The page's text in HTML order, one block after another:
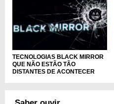
TECNOLOGIAS BLACK MIRROR
QUE NÃO ESTÃO TÃO
DISTANTES DE ACONTECER